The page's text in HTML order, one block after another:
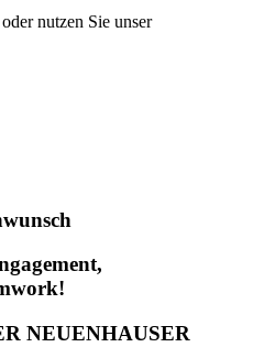
nutzen Sie unser
NEUENHAUSER